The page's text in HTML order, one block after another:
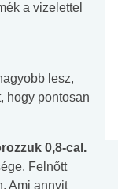
a vizelettel
lesz,
hogy pontosan
0,8-cal.
Felnőtt
Ami annyit